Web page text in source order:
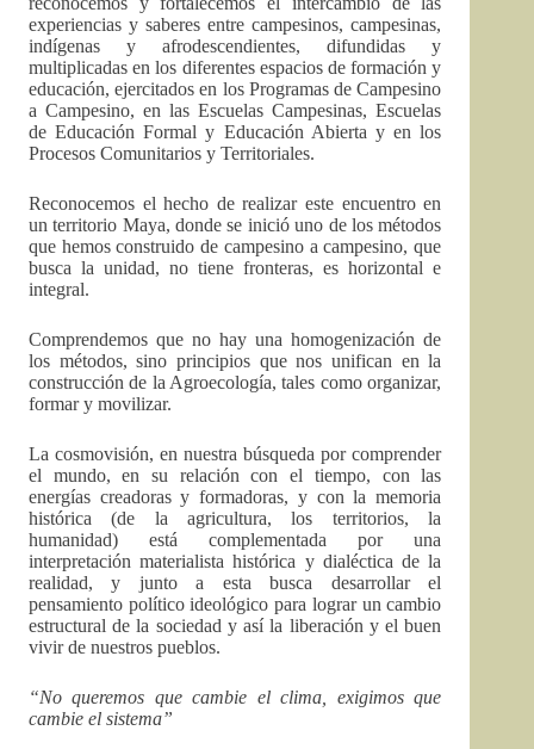
experiencias y saberes entre campesinos, campesinas,
indígenas y afrodescendientes, difundidas y
multiplicadas en los diferentes espacios de formación y
educación, ejercitados en los Programas de Campesino
a Campesino, en las Escuelas Campesinas, Escuelas
de Educación Formal y Educación Abierta y en los
Procesos Comunitarios y Territoriales.
Reconocemos el hecho de realizar este encuentro en
un territorio Maya, donde se inició uno de los métodos
que hemos construido de campesino a campesino, que
busca la unidad, no tiene fronteras, es horizontal e
integral.
Comprendemos que no hay una homogenización de
los métodos, sino principios que nos unifican en la
construcción de la Agroecología, tales como organizar,
formar y movilizar.
La cosmovisión, en nuestra búsqueda por comprender
el mundo, en su relación con el tiempo, con las
energías creadoras y formadoras, y con la memoria
histórica (de la agricultura, los territorios, la
humanidad) está complementada por una
interpretación materialista histórica y dialéctica de la
realidad, y junto a esta busca desarrollar el
pensamiento político ideológico para lograr un cambio
estructural de la sociedad y así la liberación y el buen
vivir de nuestros pueblos.
“No queremos que cambie el clima, exigimos que
cambie el sistema”